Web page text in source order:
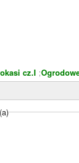
cz.I ;